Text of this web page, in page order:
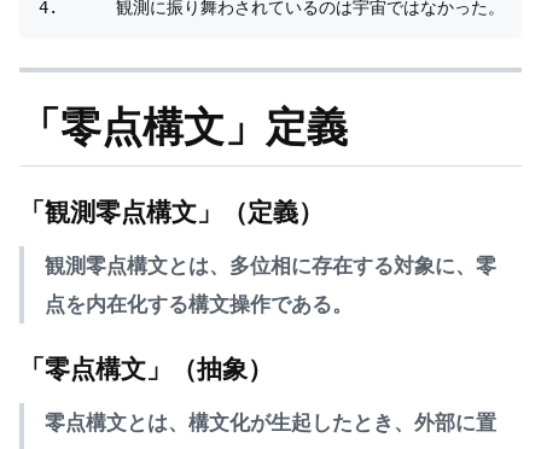
「零点構文」定義
「観測零点構文」（定義）
観測零点構文とは、多位相に存在する対象に、零
点を内在化する構文操作である。
「零点構文」（抽象）
零点構文とは、構文化が生起したとき、外部に置